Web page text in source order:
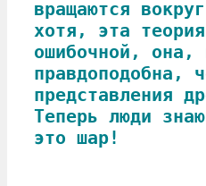
вращаются
хотя, эта
ошибочной, она,
правдоподобна,
представления
Теперь люди
это шар!